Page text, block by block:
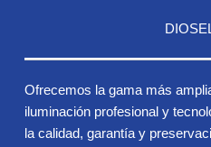
Ofrecemos la gama más
iluminación profesional y
la calidad, garantía y